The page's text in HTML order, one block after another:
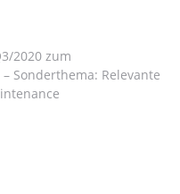
2020 zum
Sonderthema: Relevante